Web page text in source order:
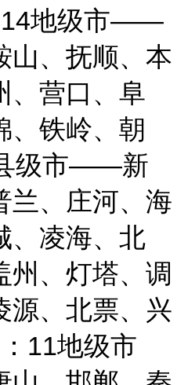
14地级市——
山、抚顺、本
、营口、阜
、铁岭、朝
级市——新
兰、庄河、海
、凌海、北
州、灯塔、调
源、北票、兴
11地级市